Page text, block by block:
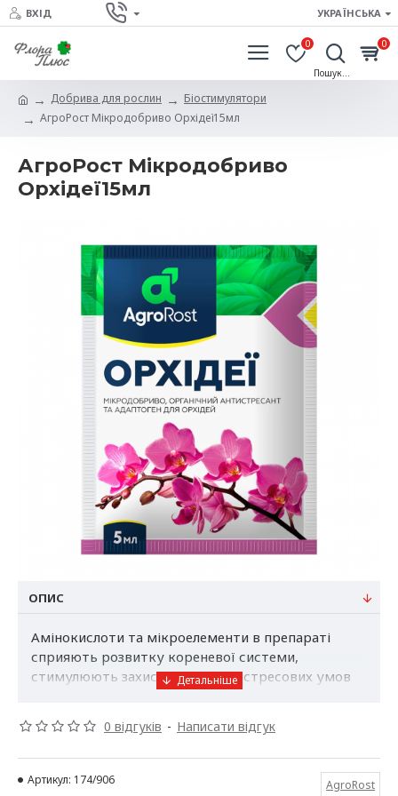
ВХІД УКРАЇНСЬКА
0 0
Добрива для рослин
Біостимулятори
АгроРост Мікродобриво Орхідеї15мл
АгроРост Мікродобриво
Орхідеї15мл
ОПИС
Амінокислоти та мікроелементи в препараті
сприяють розвитку кореневої системи,
стимулюють захист рослин від стресових умов
недостатнє освітлення).
Склад:
загальний азот – 5%;
0 відгуків - Написати відгук
Артикул: 174/906 AgroRost